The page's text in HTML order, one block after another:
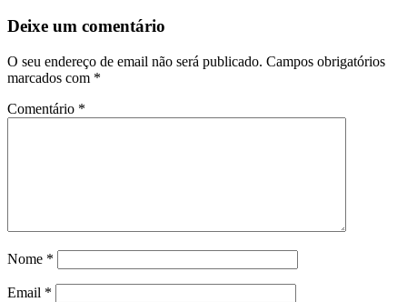
Deixe um comentário
O seu endereço de email não será publicado. Campos obrigatórios
marcados com *
Comentário *
Nome *
Email *